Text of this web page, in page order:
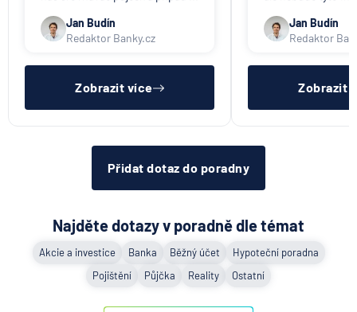
Jan Budín
Redaktor Banky.cz
Zobrazit více
Jan Budín
Redaktor
Zobrazit
Přidat dotaz do poradny
Najděte dotazy v poradně dle témat
Akcie a investice Banka Běžný účet
Hypoteční poradna
Pojištění
Půjčka Reality Ostatní